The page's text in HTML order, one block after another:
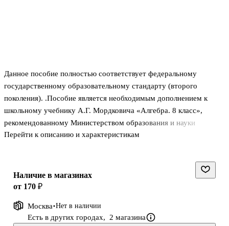
Данное пособие полностью соответствует федеральному
государственному образовательному стандарту (второго
поколения). .Пособие является необходимым дополнением к
школьному учебнику А.Г. Мордковича «Алгебра. 8 класс»,
рекомендованному Министерством образования и науки
Российской Федерации и включенному в Федеральный перечень
предусмотренной программой по курсу «Алгебра».
.Представлены 36 самостоятельных работ, каждая в двух
полноту знаний учащихся после каждой пройденной темы; 7
контрольных работ, представленных в четырех варианта
Перейти к описанию и характеристикам
Наличие в магазинах
от 170 ₽
Москва Нет в наличии
Есть в других городах, 2 магазина